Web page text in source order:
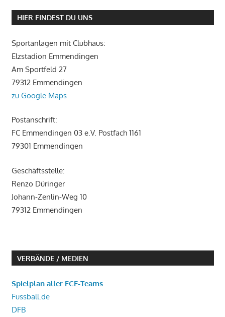
HIER FINDEST DU UNS
Sportanlagen mit Clubhaus:
Elzstadion Emmendingen
Am Sportfeld 27
79312 Emmendingen
zu Google Maps
Postanschrift:
FC Emmendingen 03 e.V. Postfach 1161
79301 Emmendingen
Geschäftsstelle:
Renzo Düringer
Johann-Zenlin-Weg 10
79312 Emmendingen
VERBÄNDE / MEDIEN
Spielplan aller FCE-Teams
Fussball.de
DFB